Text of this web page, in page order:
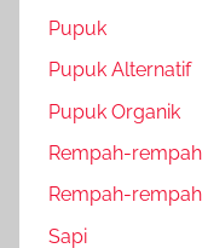
Pupuk
Pupuk Alternatif
Pupuk Organik
Rempah-rempah
Rempah-rempah
Sapi